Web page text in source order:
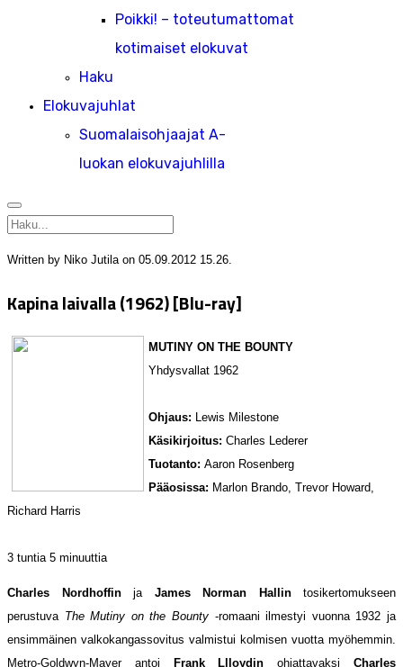
Poikki! – toteutumattomat
kotimaiset elokuvat
Haku
Elokuvajuhlat
Suomalaisohjaajat A-
luokan elokuvajuhlilla
Written by Niko Jutila on 05.09.2012 15.26.
Kapina laivalla (1962) [Blu-ray]
MUTINY ON THE BOUNTY
Yhdysvallat 1962
Ohjaus: Lewis Milestone
Käsikirjoitus: Charles Lederer
Tuotanto: Aaron Rosenberg
Pääosissa: Marlon Brando, Trevor Howard,
Richard Harris
3 tuntia 5 minuuttia
Charles Nordhoffin ja James Norman Hallin tosikertomukseen
perustuva The Mutiny on the Bounty -romaani ilmestyi vuonna 1932 ja
ensimmäinen valkokangassovitus valmistui kolmisen vuotta myöhemmin.
Metro-Goldwyn-Mayer antoi
Frank LlloydinohjattavaksiCharles